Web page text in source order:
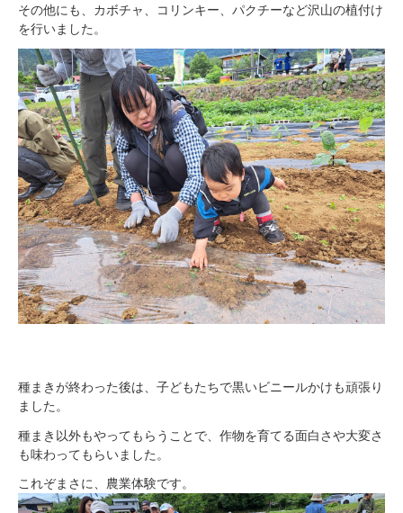
その他にも、カボチャ、コリンキー、パクチーなど沢山の植付け
を行いました。
種まきが終わった後は、子どもたちで黒いビニールかけも頑張り
ました。
種まき以外もやってもらうことで、作物を育てる面白さや大変さ
も味わってもらいました。
これぞまさに、農業体験です。